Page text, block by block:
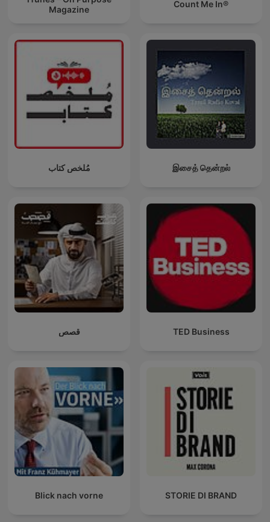
Magazine
Count Me In®
مُلخص كتاب இசைத் தென்றல்
قصص TED Business
Blick nach vorne STORIE DI BRAND